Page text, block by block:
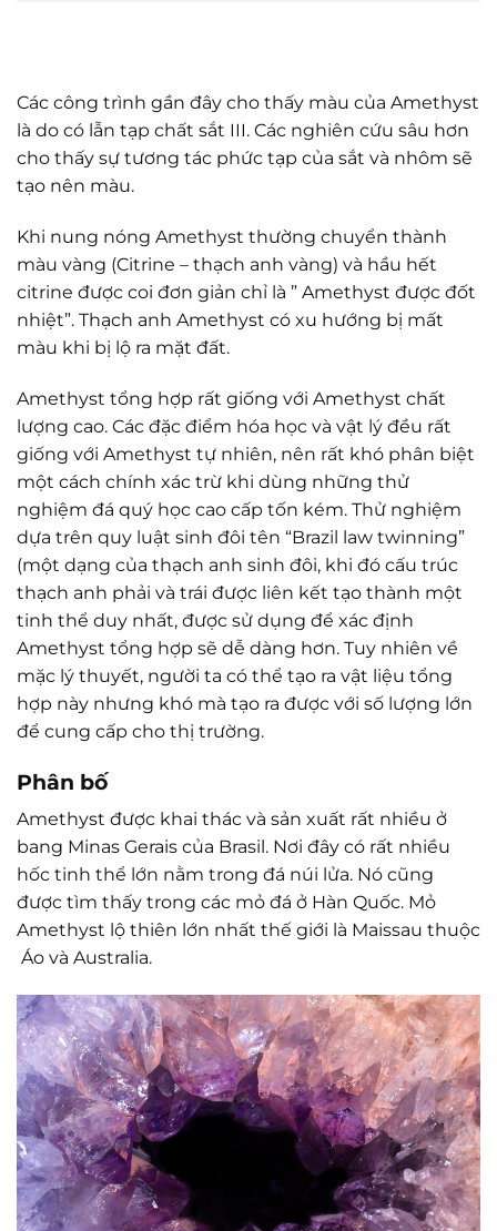
Các công trình gần đây cho thấy màu của Amethyst
là do có lẫn tạp chất sắt III. Các nghiên cứu sâu hơn
cho thấy sự tương tác phức tạp của sắt và nhôm sẽ
tạo nên màu.
Khi nung nóng Amethyst thường chuyển thành
màu vàng (Citrine – thạch anh vàng) và hầu hết
citrine được coi đơn giản chỉ là ” Amethyst được đốt
nhiệt”. Thạch anh Amethyst có xu hướng bị mất
màu khi bị lộ ra mặt đất.
Amethyst tổng hợp rất giống với Amethyst chất
lượng cao. Các đặc điểm hóa học và vật lý đều rất
giống với Amethyst tự nhiên, nên rất khó phân biệt
một cách chính xác trừ khi dùng những thử
nghiệm đá quý học cao cấp tốn kém. Thử nghiệm
dựa trên quy luật sinh đôi tên “Brazil law twinning”
(một dạng của thạch anh sinh đôi, khi đó cấu trúc
thạch anh phải và trái được liên kết tạo thành một
tinh thể duy nhất, được sử dụng để xác định
Amethyst tổng hợp sẽ dễ dàng hơn. Tuy nhiên về
mặc lý thuyết, người ta có thể tạo ra vật liệu tổng
hợp này nhưng khó mà tạo ra được với số lượng lớn
để cung cấp cho thị trường.
Phân bố
Amethyst được khai thác và sản xuất rất nhiều ở
bang Minas Gerais của Brasil. Nơi đây có rất nhiều
hốc tinh thể lớn nằm trong đá núi lửa. Nó cũng
được tìm thấy trong các mỏ đá ở Hàn Quốc. Mỏ
Amethyst lộ thiên lớn nhất thế giới là Maissau thuộc
Áo và Australia.